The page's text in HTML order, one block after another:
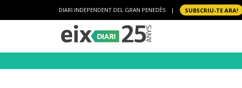
DIARI INDEPENDENT DEL GRAN PENEDÈS | SUBSCRIU-TE ARA!